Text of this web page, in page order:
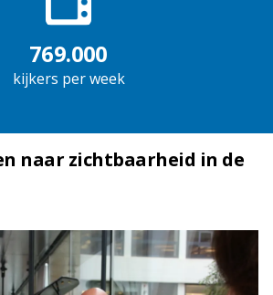
769.000
kijkers per week
naar zichtbaarheid in de